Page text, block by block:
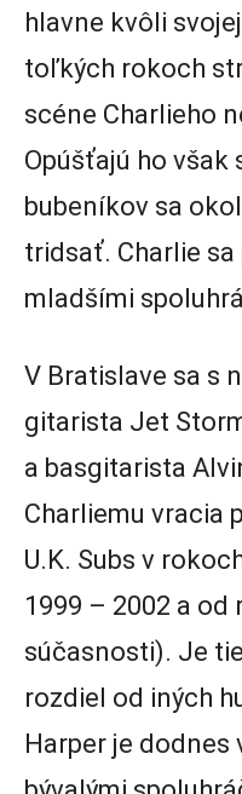
hlavne kvôli
toľkých rokoch
scéne Charlieho
Opúšťajú ho však
bubeníkov sa
tridsať. Charlie
mladšími
V Bratislave sa s
gitarista Jet
a basgitarista
Charliemu vracia
U.K. Subs v
1999 – 2002 a od
súčasnosti). Je
rozdiel od iných
Harper je